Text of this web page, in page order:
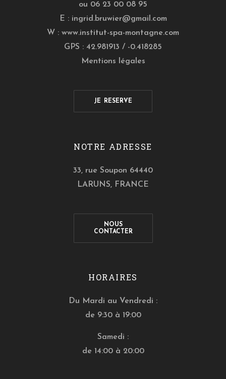
ou 06 23 00 08 95
E : ingrid.bruwier@gmail.com
W : www.institut-spa-montagne.com
GPS : 42.981913 / -0.418285
Mentions légales
JE RESERVE
NOTRE ADRESSE
33, rue Soupon 64440
LARUNS, FRANCE
NOUS
CONTACTER
HORAIRES
Du Mardi au Vendredi :
de 9:30 à 19:00
Samedi :
de 14:00 à 20:00